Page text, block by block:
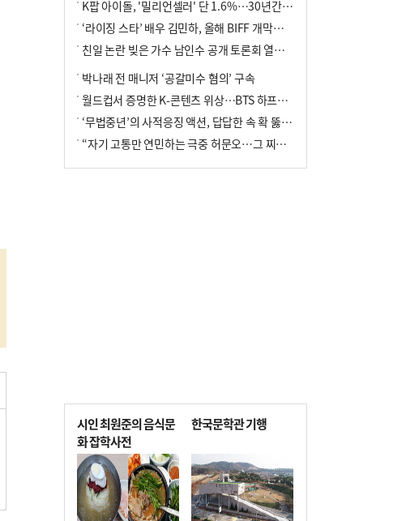
K팝 아이돌, '밀리언셀러' 단 1.6%…30년간 등장 1182개팀 전수조사
‘라이징 스타’ 배우 김민하, 올해 BIFF 개막식 사회자 확정
친일 논란 빚은 가수 남인수 공개 토론회 열린다.
박나래 전 매니저 ‘공갈미수 혐의’ 구속
월드컵서 증명한 K-콘텐츠 위상…BTS 하프타임쇼·정호연 트로피 세리머니
‘무법중년’의 사적응징 액션, 답답한 속 확 뚫어주네
“자기 고통만 연민하는 극중 허문오…그 찌질함까지 안아주고파”
시인 최원준의 음식문
화 잡학사전
한국문학관 기행